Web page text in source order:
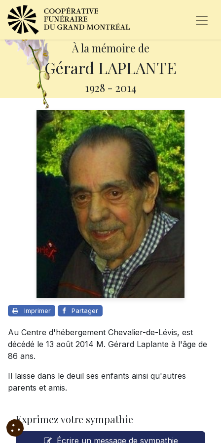
À la mémoire de
Gérard LAPLANTE
1928 - 2014
Imprimer Partager
Au Centre d'hébergement Chevalier-de-Lévis, est
décédé le 13 août 2014 M. Gérard Laplante à l'âge de
86 ans.
Il laisse dans le deuil ses enfants ainsi qu'autres
parents et amis.
Exprimez votre sympathie
Écrire un message de sympathie